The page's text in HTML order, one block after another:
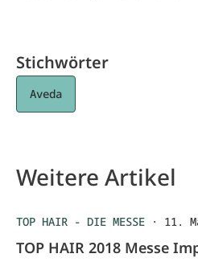
Stichwörter
Aveda
Weitere Artikel
TOP HAIR - DIE MESSE · 11.
TOP HAIR 2018 Messe